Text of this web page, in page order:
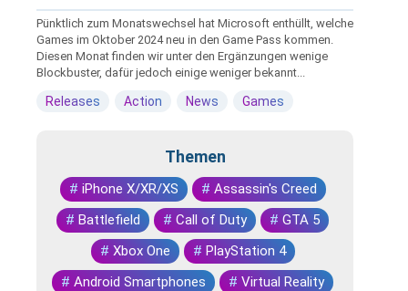
Pünktlich zum Monatswechsel hat Microsoft enthüllt, welche
Games im Oktober 2024 neu in den Game Pass kommen.
Diesen Monat finden wir unter den Ergänzungen wenige
Blockbuster, dafür jedoch einige weniger bekannt...
Releases Action News Games
Themen
# iPhone X/XR/XS # Assassin's Creed
# Battlefield # Call of Duty # GTA 5
# Xbox One # PlayStation 4
# Android Smartphones # Virtual Reality